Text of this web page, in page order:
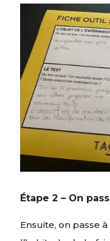
Étape 2 – On
Ensuite, on passe